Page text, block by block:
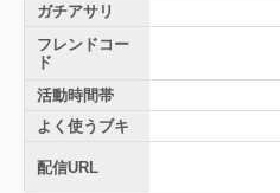
ガチアサリ
フレンドコー
ド
活動時間帯
よく使うブキ
配信URL